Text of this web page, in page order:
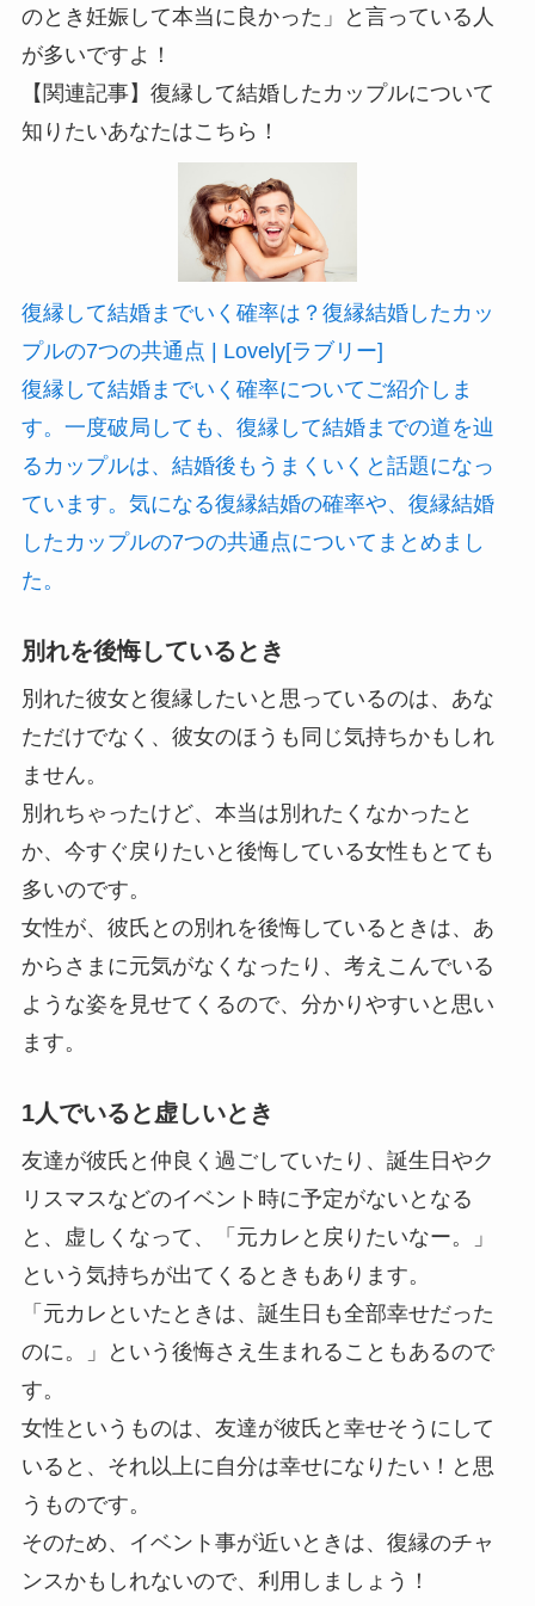
のとき妊娠して本当に良かった」と言っている人
が多いですよ！
【関連記事】復縁して結婚したカップルについて
知りたいあなたはこちら！
復縁して結婚までいく確率は？復縁結婚したカッ
プルの7つの共通点 | Lovely[ラブリー]
復縁して結婚までいく確率についてご紹介しま
す。一度破局しても、復縁して結婚までの道を辿
るカップルは、結婚後もうまくいくと話題になっ
ています。気になる復縁結婚の確率や、復縁結婚
したカップルの7つの共通点についてまとめまし
た。
別れを後悔しているとき
別れた彼女と復縁したいと思っているのは、あな
ただけでなく、彼女のほうも同じ気持ちかもしれ
ません。
別れちゃったけど、本当は別れたくなかったと
か、今すぐ戻りたいと後悔している女性もとても
多いのです。
女性が、彼氏との別れを後悔しているときは、あ
からさまに元気がなくなったり、考えこんでいる
ような姿を見せてくるので、分かりやすいと思い
ます。
1人でいると虚しいとき
友達が彼氏と仲良く過ごしていたり、誕生日やク
リスマスなどのイベント時に予定がないとなる
と、虚しくなって、「元カレと戻りたいなー。」
という気持ちが出てくるときもあります。
「元カレといたときは、誕生日も全部幸せだった
のに。」という後悔さえ生まれることもあるので
す。
女性というものは、友達が彼氏と幸せそうにして
いると、それ以上に自分は幸せになりたい！と思
うものです。
そのため、イベント事が近いときは、復縁のチャ
ンスかもしれないので、利用しましょう！